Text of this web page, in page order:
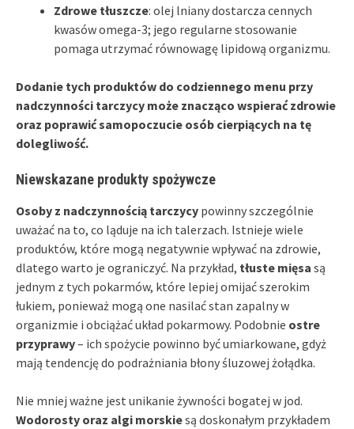
Zdrowe tłuszcze: olej lniany dostarcza cennych
kwasów omega-3; jego regularne stosowanie
pomaga utrzymać równowagę lipidową organizmu.
Dodanie tych produktów do codziennego menu przy
nadczynności tarczycy może znacząco wspierać zdrowie
oraz poprawić samopoczucie osób cierpiących na tę
dolegliwość.
Niewskazane produkty spożywcze
Osoby z nadczynnością tarczycy powinny szczególnie
uważać na to, co ląduje na ich talerzach. Istnieje wiele
produktów, które mogą negatywnie wpływać na zdrowie,
dlatego warto je ograniczyć. Na przykład, tłuste mięsa są
jednym z tych pokarmów, które lepiej omijać szerokim
łukiem, ponieważ mogą one nasilać stan zapalny w
organizmie i obciążać układ pokarmowy. Podobnie ostre
przyprawy– ich spożycie powinno być umiarkowane, gdyż
mają tendencję do podrażniania błony śluzowej żołądka.
Nie mniej ważne jest unikanie żywności bogatej w jod.
Wodorosty oraz algi morskiesą doskonałym przykładem